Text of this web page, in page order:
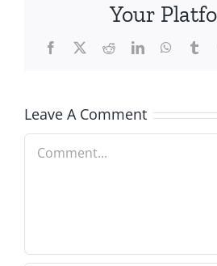
Your
Facebook
X RedditLinkedIn
Leave A Comment
Comment